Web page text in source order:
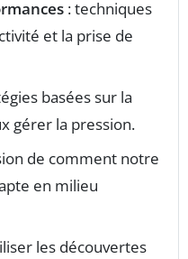
: techniques
et la prise de
basées sur la
gérer la pression.
de comment notre
en milieu
les découvertes